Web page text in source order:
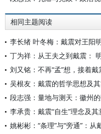
相同主题阅读
丁为祥：从王夫之到戴震：
刘又铭：不再“孟”想，接着
吴根友：戴震的哲学思想及
段志强：量地与测天：徽州
李承贵：戴震“自生”理念及其
姚彬彬：“条理”与“旁通”：